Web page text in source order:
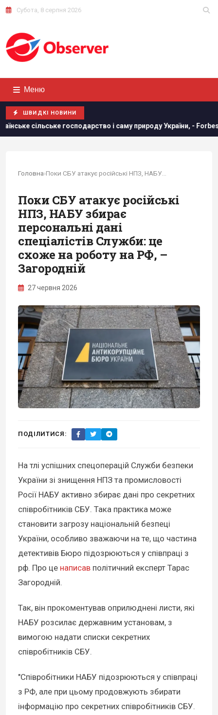
Субота, 8 серпня 2026
Меню
ШВИДКІ НОВИНИ
господарство і саму природу України, - Forbes США
Головна›
Поки СБУ атакує російські
НПЗ, НАБУ збирає
персональні дані
спеціалістів Служби: це
схоже на роботу на РФ, –
Загородній
27 червня 2026
ПОДІЛИТИСЯ:
На тлі успішних спецоперацій Служби безпеки
України зі знищення НПЗ та промисловості
Росії НАБУ активно збирає дані про секретних
співробітників СБУ. Така практика може
становити загрозу національній безпеці
України, особливо зважаючи на те, що частина
детективів Бюро підозрюються у співпраці з
рф. Про це написав політичний експерт Тарас
Загородній.
Так, він прокоментував оприлюднені листи, які
НАБУ розсилає державним установам, з
вимогою надати списки секретних
співробітників СБУ.
"Співробітники НАБУ підозрюються у співпраці
з РФ, але при цьому продовжують збирати
інформацію про секретних співробітників СБУ.